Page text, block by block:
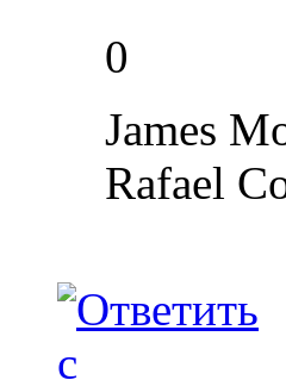
0
James
Rafael